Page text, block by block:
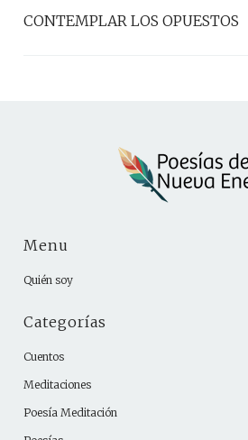
CONTEMPLAR LOS OPUESTOS
Menu
Quién soy
Categorías
Cuentos
Meditaciones
Poesía Meditación